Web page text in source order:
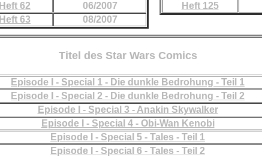
Heft 62
06/2007
Heft 63
08/2007
Heft 125
Titel des Star Wars Comics
Episode I - Special 1 - Die dunkle Bedrohung - Teil 1
Episode I - Special 2 - Die dunkle Bedrohung - Teil 2
Episode I - Special 3 - Anakin Skywalker
Episode I - Special 4 - Obi-Wan Kenobi
Episode I - Special 5 - Tales - Teil 1
Episode I - Special 6 - Tales - Teil 2